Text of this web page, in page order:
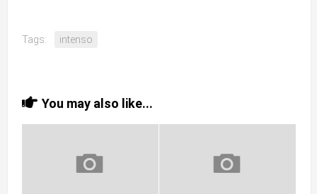
Tags: intenso
You may also like...